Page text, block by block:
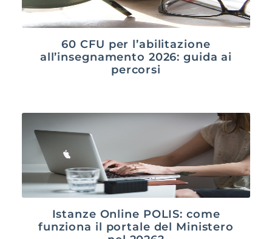
60 CFU per l’abilitazione
all’insegnamento 2026: guida ai
percorsi
Istanze Online POLIS: come
funziona il portale del Ministero